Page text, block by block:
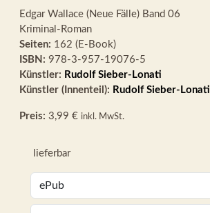
Edgar Wallace (Neue Fälle) Band 06
Kriminal-Roman
Seiten: 162 (E-Book)
ISBN: 978-3-957-19076-5
Künstler: Rudolf Sieber-Lonati
Künstler (Innenteil): Rudolf Sieber-Lonati
Preis: 3,99 € inkl. MwSt.
lieferbar